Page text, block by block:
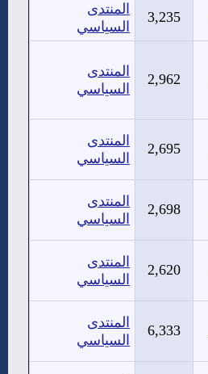
3,235
المنتدى
السياسي
2,962
المنتدى
السياسي
2,695
المنتدى
السياسي
2,698
المنتدى
السياسي
2,620
المنتدى
السياسي
6,333
المنتدى
السياسي